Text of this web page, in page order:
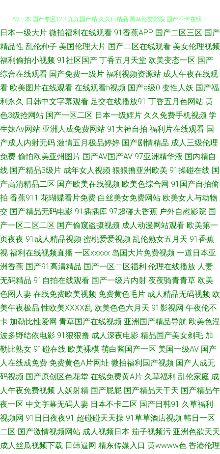
日韩无砖砖区 麻豆久久精品 内射黑丝女神 91精品视频下载 国产第6页 韩日
AV一本 国产专区123 九九国产精 久久日精品 黑马性交影院 国产不卡在线一
区 后入jK啪啪动漫 韩美日一区二区 国产一级九九久久 蜜臀久久99精品久久
本久 欧美女女 欧美灌肠扩荫调教 欧美日韩网址 日韩A视频 少妇丝足性爱网
深夜91福利社 91看片淫片 91网站视频在线观看 97国产在线播放 超碰91在
线人人干 国产高潮国产精品久久 户外露出 美日韩色色 海角人妻91 精品国产
乱码久久婷婷 国内av自拍 国精99在线视频 狠狠干久久日 国产精品99精品 九
热色色 大香蕉在线官网 国产伊是大成人 成人福利网 91性情 www91片 av成
人免费观看看 草莓视频污aqq 91中文在线观看99 91社区视频在线观看 91美
女网站 91社视频在线播放 91操黑丝 中文字幕人妻熟女人妻 91九色熟女 91
啦中文字幕 在线观看网站黄 婷婷成人综合五 亚洲国产艹艹网站 91C视频资
源在线 91大片高清 综合综色网 91亚洲精品久久 91试看小视频网站 91中文
在线视频 91久色蝌蚪视频 91秘片网站 91黑丝国产 天天干天天狠狠日 丝袜
足交射精 尤物视频在线一区 五月丁香最新在线无毒 欧美亚洲另类专区 欧美
蜜桃一区 欧美一二区操 欧美一本道无码 久久人成 久久免费99蜜桃 欧美在线
cd人妖视频 欧美专区视频导航 久久一区在线观看 户外日韩久 狼窝va在线 海
日本一级大片 微拍福利在线观看 91香蕉APP 国产二区三区 国产
精品性 乱伦种子 美国伦理大片 国产二区在线观看 美女伦理视频
福利偷拍小视频 91社区国产 丁香五月天堂 欧美变态一区 国产
综合在线观看 国产免费一级片 福利视频资源站 成人午夜在线观
看 欧美图片在线观看 在线观看h视频 国产a级0 变性人妖 国产福
利永久 日韩中文字幕观看 足交在线播放91 丁香五月色网站 黄
色3级抢网站 国产一区二区 日本一级婬片 久久免费手机视频 学
生妹Av网站 亚洲人成免费网站 91大神自拍 福利片在线观看 国
产成人内射无码 激情五月极品婷婷 国产剧情精品 成人三级伦理
免费 偷怕欧美亚州图片 国产AV国产AV 97亚洲精华液 国内精自
线 国产精品3级片 成年女人视频 狠狠撸亚洲欧美 91操碰在线 国
产高清精品二区 国产欧美在线视频 欧美色综合网 91国产自拍偷
拍 香蕉911 花蝴蝶看片免费 白丝美女免费网站 欧美女人与动物
交 国产精品无码电影 91插插库 97超碰大香蕉 户外自慰影院 国
产一区二区二区 国产偷窥盗摄视频 成人动漫网站观看 欧美第一
页夜夜 91成人精品视频 蜜桃爱爱视频 乱伦熟女五月天 91香蕉
视 福利在线视频直播 一区xxxxx 岛国大片免费视频 一道日本亚
洲香蕉 国产91高清精品 国产一区二区福利 伦理在线播放 人妻
无码精品 91自拍在线观看 国产一级片内射 夜夜骑青青草 欧美
色图人妻 在线免费欧美视频 免费黄色毛片 成人精品无码视频 欧
美午夜极品 性欧美ⅩⅩⅩⅩ乱 欧美色色六月天 91影视网 午夜伦不
卡 加勒比性爱网 青草国产在线视频 亚洲国产精品导航 欧美色淫
波多野结依电影 91狠狠撸 成人深夜电影 精品国产美女剃毛 加
勒比熟女 91碰在线 欧美裸模 萌白酱国产一区 美国一级AV 国产
人在线成免费 免费黄色A片网址 微拍福利国产视频 国产人成无
码视频 国产原创区色花堂 在线免费黄A片 久草福利 乱伦家庭 成
人午夜免费视频 人妖射精 国产屁屁 国产精品天干天 国产精品午
夜一区 中文字幕无码人妻 日本不卡二区 国产日韩91 久草福利
视频网 91日日夜夜91 超碰碰天天操 91草草酒店视频 韩日一区
二区 国产激情视频网站 成人视频日本 茄子视频污 亚洲色欲天天
成人丝瓜视频下载 日韩逼网 精东传媒入口 黄wwww色 香港伦理